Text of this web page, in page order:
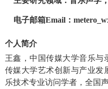
电子邮箱Email ： m
个人简介
王鑫，中国传媒大学音乐与
传媒大学艺术创新与产业发
乐技术专业访问学者， 全国